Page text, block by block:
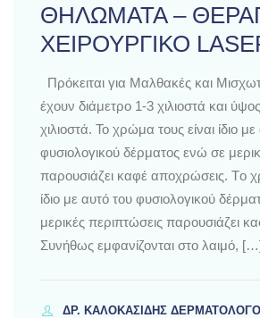
ΘΗΛΩΜΑΤΑ –
ΧΕΙΡΟΥΡΓΙΚΟ
Πρόκειται για Μαλθακές και
έχουν διάμετρο 1-3 χιλιοστά και
χιλιοστά. Το χρώμα τους είναι ίδιο
φυσιολογικού δέρματος ενώ σε
παρουσιάζει καφέ αποχρώσεις. Tο
ίδιο με αυτό του φυσιολογικού
μερικές περιπτώσεις παρουσιάζει
Συνήθως εμφανίζονται στο λαιμό,
ΔΡ. ΚΑΛΟΚΑΣΊΔΗΣ